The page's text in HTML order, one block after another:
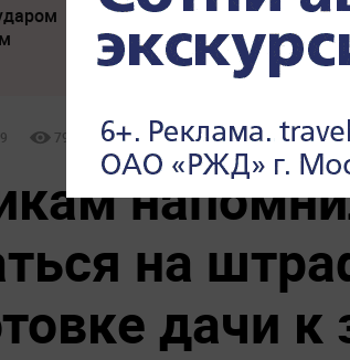
Слуцкий выступил с
прощальным заявлением
7937
на
дачи к